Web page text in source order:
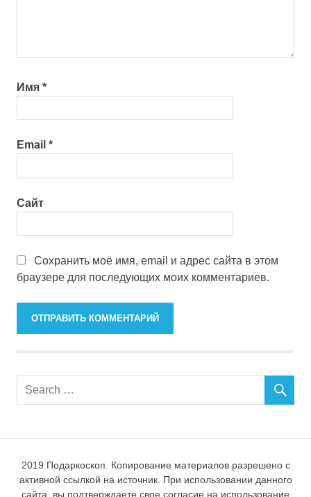
Имя *
Email *
Сайт
Сохранить моё имя, email и адрес сайта в этом
браузере для последующих моих комментариев.
2019 Подаркоскоп. Копирование материалов разрешено с
активной ссылкой на источник. При использовании данного
сайта, вы подтверждаете свое согласие на использование